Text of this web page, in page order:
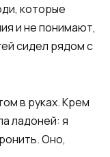
которые
и не понимают,
сидел рядом с
в руках. Крем
ладоней: я
Оно,